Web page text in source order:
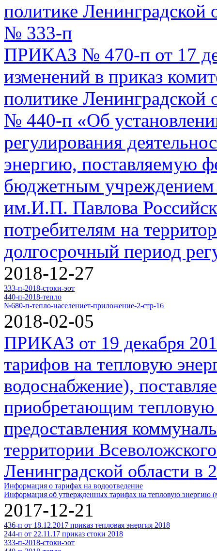
политике Ленинградской
№ 333-п
ПРИКАЗ № 470-п от 17
изменений в приказ
политике Ленинградской
№ 440-п «Об
регулирования
энергию, поставляемую
бюджетным учреждением
им.И.П. Павлова
потребителям на
долгосрочный период
2018-12-27
333-п-2018-стоки-эот
440-п-2018-тепло
№680-п-тепло-населениет-приложение-2-стр-16
2018-02-05
ПРИКАЗ от 19 декабря
тарифов на тепловую
водоснабжение),
приобретающим
предоставления
территории
Ленинградской области в
Информация о тарифах на водоотведение
Информация об утвержденных тарифах на тепловую энергию
2017-12-21
436-п от 18.12.2017 приказ тепловая энергия 2018
244-п от 22.11.17 приказ стоки 2018
333-п-2018-стоки-эот